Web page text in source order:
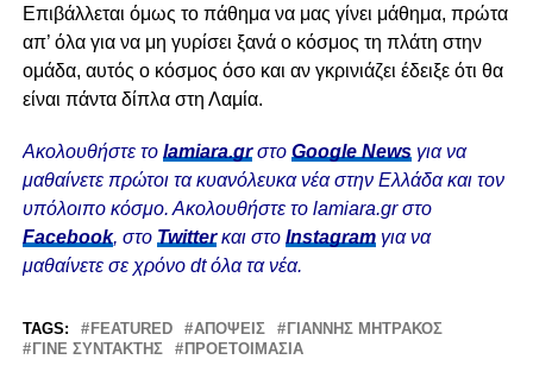
Επιβάλλεται όμως το πάθημα να μας γίνει μάθημα, πρώτα
απ’ όλα για να μη γυρίσει ξανά ο κόσμος τη πλάτη στην
ομάδα, αυτός ο κόσμος όσο και αν γκρινιάζει έδειξε ότι θα
είναι πάντα δίπλα στη Λαμία.
Ακολουθήστε το lamiara.grστο Google Newsγια να
μαθαίνετε πρώτοι τα κυανόλευκα νέα στην Ελλάδα και τον
υπόλοιπο κόσμο. Ακολουθήστε το lamiara.gr στο
Facebook, στο Twitterκαι στο Instagram για να
μαθαίνετε σε χρόνο dt όλα τα νέα.
TAGS: FEATURED ΑΠΌΨΕΙΣ
ΓΙΑΝΝΗΣ ΜΗΤΡΑΚΟΣ
ΓΊΝΕ ΣΥΝΤΆΚΤΗΣ
ΠΡΟΕΤΟΙΜΑΣΊΑ